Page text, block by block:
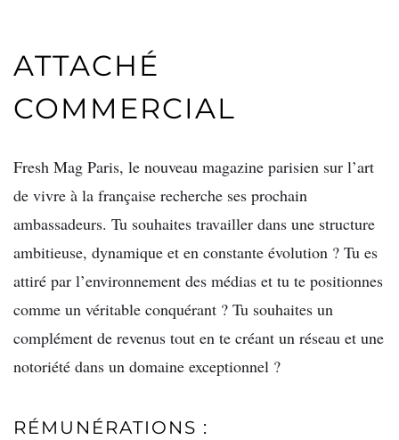
ATTACHÉ
COMMERCIAL
Fresh Mag Paris, le nouveau magazine parisien sur l’art
de vivre à la française recherche ses prochain
ambassadeurs. Tu souhaites travailler dans une structure
ambitieuse, dynamique et en constante évolution ? Tu es
attiré par l’environnement des médias et tu te positionnes
comme un véritable conquérant ? Tu souhaites un
complément de revenus tout en te créant un réseau et une
notoriété dans un domaine exceptionnel ?
RÉMUNÉRATIONS :